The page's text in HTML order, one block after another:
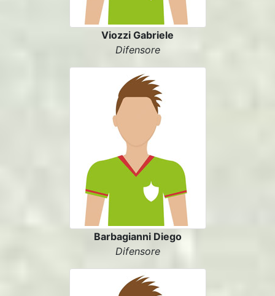
Viozzi Gabriele
Difensore
Barbagianni Diego
Difensore